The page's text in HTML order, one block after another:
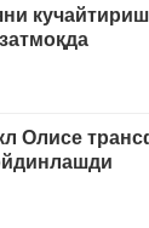
Олисе